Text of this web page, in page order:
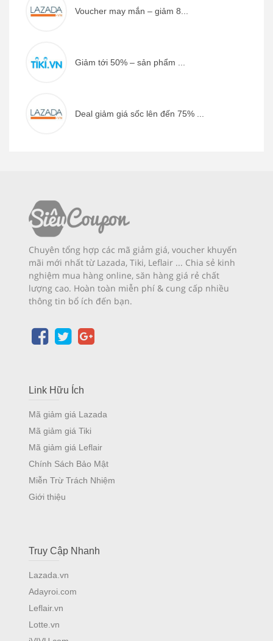
Voucher may mắn – giảm 8...
Giảm tới 50% – sản phẩm ...
Deal giảm giá sốc lên đến 75% ...
Chuyên tổng hợp các mã giảm giá, voucher khuyến
mãi mới nhất từ Lazada, Tiki, Leflair ... Chia sẻ kinh
nghiệm mua hàng online, săn hàng giá rẻ chất
lượng cao. Hoàn toàn miễn phí & cung cấp nhiều
thông tin bổ ích đến bạn.
Link Hữu Ích
Mã giảm giá Lazada
Mã giảm giá Tiki
Mã giảm giá Leflair
Chính Sách Bảo Mật
Miễn Trừ Trách Nhiệm
Giới thiệu
Truy Cập Nhanh
Lazada.vn
Adayroi.com
Leflair.vn
Lotte.vn